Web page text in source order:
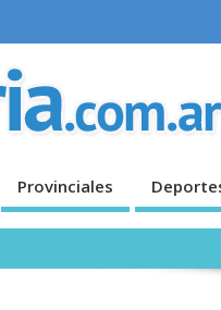
Provinciales